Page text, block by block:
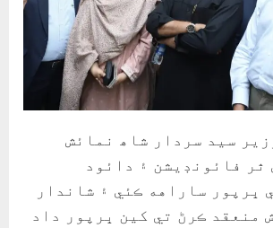
سيد سردار شاھ نمائش
ٿر فائونڊيشن ۽ دائود
ڀرپور ساراهه ڪئي ۽ شاندار
منعقد ڪرڻ تي کين ڀرپور داد